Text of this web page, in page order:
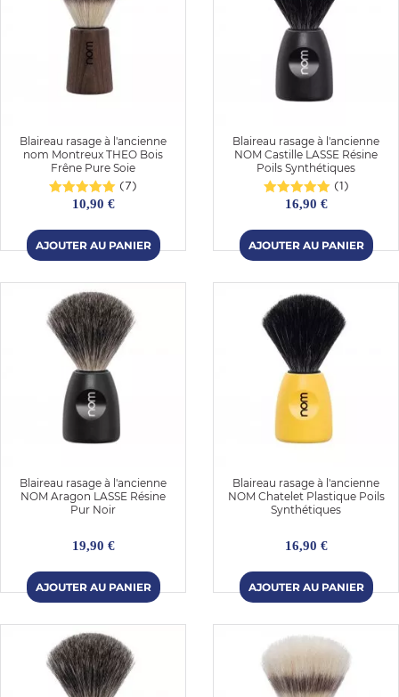
Blaireau rasage à l'ancienne
nom Montreux THEO Bois
Frêne Pure Soie
(7)
10,90 €
Blaireau rasage à l'ancienne
NOM Castille LASSE Résine
Poils Synthétiques
(1)
16,90 €
Blaireau rasage à l'ancienne
NOM Aragon LASSE Résine
Pur Noir
19,90 €
Blaireau rasage à l'ancienne
NOM Chatelet Plastique Poils
Synthétiques
16,90 €